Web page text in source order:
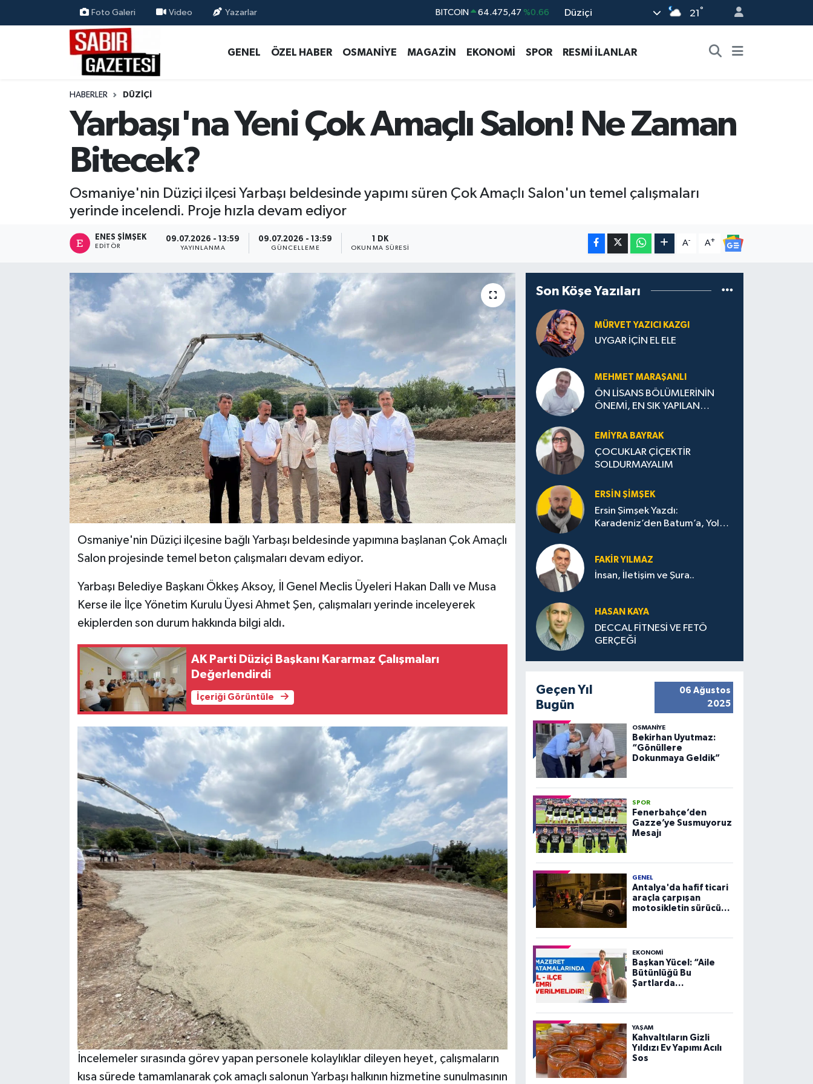
Foto Galeri Video Yazarlar DOLAR 47,5971 %0.05
STERLİN 64,2534 %0.22
BITCOIN 64.475,47 %0.66
Düziçi 21 °
GENEL ÖZEL HABER OSMANİYE MAGAZİN EKONOMİ SPOR RESMİ İLANLAR
HABERLER DÜZIÇI
Yarbaşı'na Yeni Çok Amaçlı Salon! Ne Zaman
Bitecek?
Osmaniye'nin Düziçi ilçesi Yarbaşı beldesinde yapımı süren Çok Amaçlı Salon'un temel çalışmaları
yerinde incelendi. Proje hızla devam ediyor
ENES ŞIMŞEK
EDITÖR
09.07.2026 - 13:59
YAYINLANMA
09.07.2026 - 13:59
GÜNCELLEME
1 DK
OKUNMA SÜRESI
A- A+
Osmaniye'nin Düziçi ilçesine bağlı Yarbaşı beldesinde yapımına başlanan Çok Amaçlı
Salon projesinde temel beton çalışmaları devam ediyor.
Yarbaşı Belediye Başkanı Ökkeş Aksoy, İl Genel Meclis Üyeleri Hakan Dallı ve Musa
Kerse ile İlçe Yönetim Kurulu Üyesi Ahmet Şen, çalışmaları yerinde inceleyerek
ekiplerden son durum hakkında bilgi aldı.
AK Parti Düziçi Başkanı Kararmaz Çalışmaları
Değerlendirdi
İçeriği Görüntüle
İncelemeler sırasında görev yapan personele kolaylıklar dileyen heyet, çalışmaların
kısa sürede tamamlanarak çok amaçlı salonun Yarbaşı halkının hizmetine sunulmasının
Son Köşe Yazıları
MÜRVET YAZICI KAZGI
UYGAR İÇİN EL ELE
MEHMET MARAŞANLI
ÖN LİSANS BÖLÜMLERİNİN
ÖNEMİ, EN SIK YAPILAN
STRATEJİLERİ
EMIYRA BAYRAK
ÇOCUKLAR ÇİÇEKTİR
SOLDURMAYALIM
ERSIN ŞIMŞEK
Ersin Şimşek Yazdı:
Karadeniz’den Batum’a, Yolun
FAKIR YILMAZ
İnsan, İletişim ve Şura..
HASAN KAYA
DECCAL FİTNESİ VE FETÖ
GERÇEĞİ
Geçen Yıl
Bugün
06 Ağustos
2025
OSMANIYE
Bekirhan Uyutmaz:
“Gönüllere
Dokunmaya Geldik”
SPOR
Fenerbahçe’den
Gazze’ye Susmuyoruz
Mesajı
GENEL
Antalya'da hafif ticari
araçla çarpışan
motosikletin sürücüsü
EKONOMI
Başkan Yücel: “Aile
Bütünlüğü Bu
Şartlarda
YAŞAM
Kahvaltıların Gizli
Yıldızı Ev Yapımı Acılı
Sos
ÖZEL HABER
MAGAZİN
EKONOMİ
RESMİ İLANLAR
Osmaniye Nöbetçi Eczaneler
Osmaniye Hava Durumu
Süper Lig Puan Durumu ve Fikstür
Tüm Manşetler
Son Dakika Haberleri
Haber Arşivi